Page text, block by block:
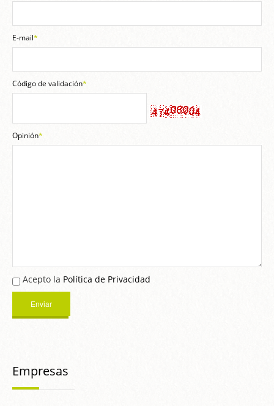
E-mail*
Código de validación*
Opinión*
Acepto la Política de Privacidad
Empresas